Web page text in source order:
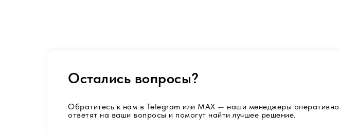
Обратитесь к нам в Telegram или MAX — наши менеджеры оперативно
ответят на ваши вопросы и помогут найти лучшее решение.
Остались вопросы?